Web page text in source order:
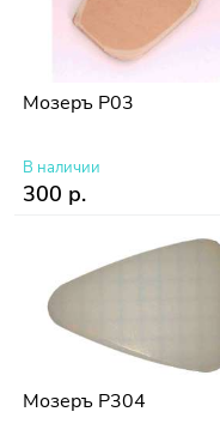
Мозеръ P03
В наличии
300 р.
Мозеръ P304